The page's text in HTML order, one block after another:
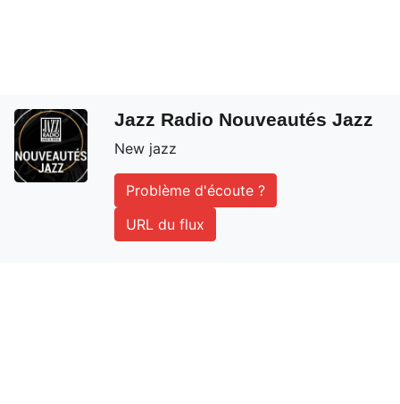
Jazz Radio Nouveautés Jazz
New jazz
Problème d'écoute ?
URL du flux